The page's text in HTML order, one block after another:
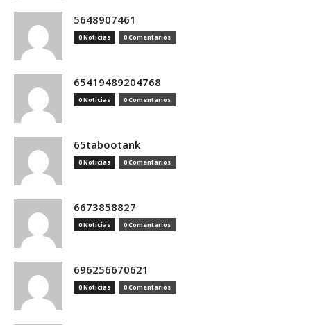
5648907461
0 Noticias 0 Comentarios
65419489204768
0 Noticias 0 Comentarios
65tabootank
0 Noticias 0 Comentarios
6673858827
0 Noticias 0 Comentarios
696256670621
0 Noticias 0 Comentarios